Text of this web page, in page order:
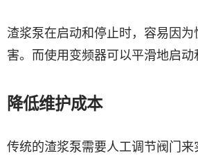
渣浆泵在启动和停止时，容易因
害。而使用变频器可以平滑地启
降低维护成本
传统的渣浆泵需要人工调节阀门